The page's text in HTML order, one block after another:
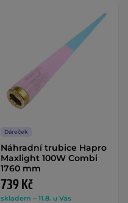
Dáreček
Náhradní trubice Hapro
Maxlight 100W Combi
1760 mm
739 Kč
skladem – 11.8. u Vás